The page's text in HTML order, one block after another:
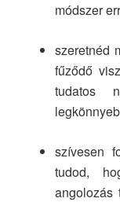
módszer
szeretnéd
fűződő
tudatos
szívesen
tudod,
angolozás